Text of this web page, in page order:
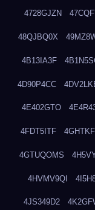
4728GJZN
48QJBQ0X
4B13IA3F
4D90P4CC
4E402GTO
4FDT5ITF
4GTUQOMS
4HVMV9QI
4JS349D2